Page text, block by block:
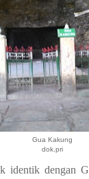
Gua Kakung
dok.pri
identik dengan